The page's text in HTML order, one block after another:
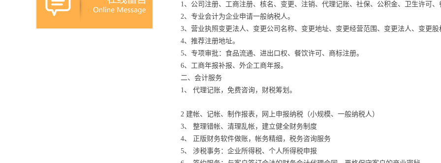
1、公司注册、工商注册、核名、变更、注销、代理记账、社保、公积金、卫生许可
2、专业会计为企业申请一般纳税人。
3、营业执照变更法人、变更公司名称、变更地址、变更经营范围、变更法人、变更股
4、推荐注册地址。
5、专项审批：食品流通、进出口权、餐饮许可、商标注册。
6、工商年报补报、外企工商年报。
二、会计服务
1、 代理记账，免费咨询，财税筹划。
2 建帐、记帐、制作报表，网上申报纳税（小规模、一般纳税人）
3、 整理错帐、清理乱帐，建立健全财务制度
4、 正版财务软件做账，帐务精细，税务咨询服务
5、 涉税事务：企业所得税、个人所得税申报